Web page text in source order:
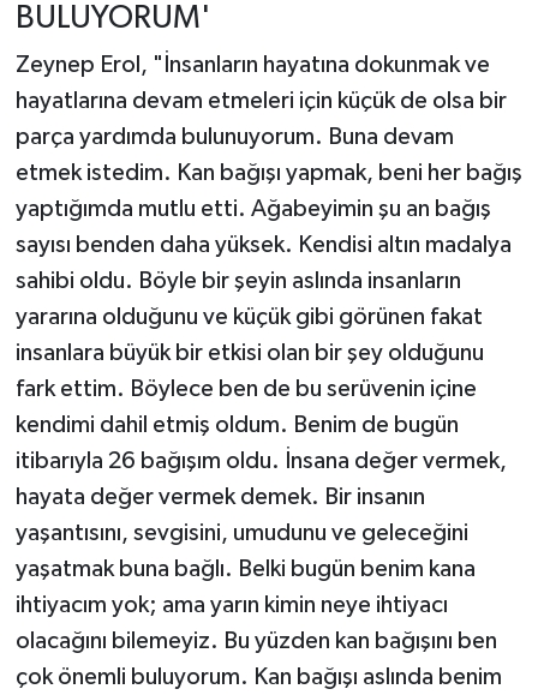
BULUYORUM'
Zeynep Erol, "İnsanların hayatına dokunmak ve
hayatlarına devam etmeleri için küçük de olsa bir
parça yardımda bulunuyorum. Buna devam
etmek istedim. Kan bağışı yapmak, beni her bağış
yaptığımda mutlu etti. Ağabeyimin şu an bağış
sayısı benden daha yüksek. Kendisi altın madalya
sahibi oldu. Böyle bir şeyin aslında insanların
yararına olduğunu ve küçük gibi görünen fakat
insanlara büyük bir etkisi olan bir şey olduğunu
fark ettim. Böylece ben de bu serüvenin içine
kendimi dahil etmiş oldum. Benim de bugün
itibarıyla 26 bağışım oldu. İnsana değer vermek,
hayata değer vermek demek. Bir insanın
yaşantısını, sevgisini, umudunu ve geleceğini
yaşatmak buna bağlı. Belki bugün benim kana
ihtiyacım yok; ama yarın kimin neye ihtiyacı
olacağını bilemeyiz. Bu yüzden kan bağışını ben
çok önemli buluyorum. Kan bağışı aslında benim